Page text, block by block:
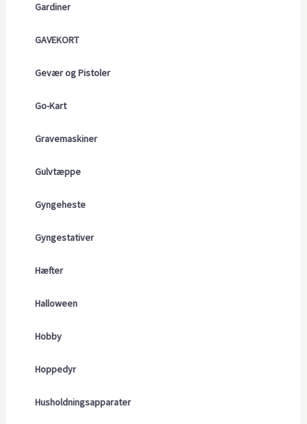
Gardiner
GAVEKORT
Gevær og Pistoler
Go-Kart
Gravemaskiner
Gulvtæppe
Gyngeheste
Gyngestativer
Hæfter
Halloween
Hobby
Hoppedyr
Husholdningsapparater